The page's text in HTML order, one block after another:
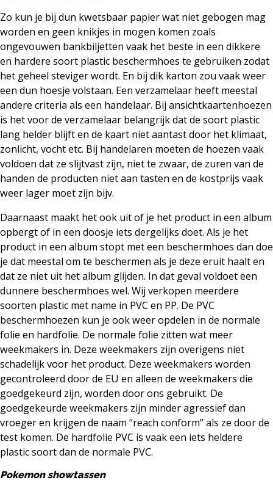
Zo kun je bij dun kwetsbaar papier wat niet gebogen mag
worden en geen knikjes in mogen komen zoals
ongevouwen bankbiljetten vaak het beste in een dikkere
en hardere soort plastic beschermhoes te gebruiken zodat
het geheel steviger wordt. En bij dik karton zou vaak weer
een dun hoesje volstaan. Een verzamelaar heeft meestal
andere criteria als een handelaar. Bij ansichtkaartenhoezen
is het voor de verzamelaar belangrijk dat de soort plastic
lang helder blijft en de kaart niet aantast door het klimaat,
zonlicht, vocht etc. Bij handelaren moeten de hoezen vaak
voldoen dat ze slijtvast zijn, niet te zwaar, de zuren van de
handen de producten niet aan tasten en de kostprijs vaak
weer lager moet zijn bijv.
Daarnaast maakt het ook uit of je het product in een album
opbergt of in een doosje iets dergelijks doet. Als je het
product in een album stopt met een beschermhoes dan doe
je dat meestal om te beschermen als je deze eruit haalt en
dat ze niet uit het album glijden. In dat geval voldoet een
dunnere beschermhoes wel. Wij verkopen meerdere
soorten plastic met name in PVC en PP. De PVC
beschermhoezen kun je ook weer opdelen in de normale
folie en hardfolie. De normale folie zitten wat meer
weekmakers in. Deze weekmakers zijn overigens niet
schadelijk voor het product. Deze weekmakers worden
gecontroleerd door de EU en alleen de weekmakers die
goedgekeurd zijn, worden door ons gebruikt. De
goedgekeurde weekmakers zijn minder agressief dan
vroeger en krijgen de naam “reach conform” als ze door de
test komen. De hardfolie PVC is vaak een iets heldere
plastic soort dan de normale PVC.
Pokemon showtassen